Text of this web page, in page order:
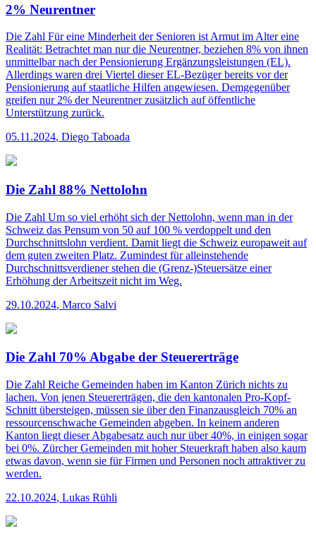
2% Neurentner
Die Zahl Für eine Minderheit der Senioren ist Armut im Alter eine
Realität: Betrachtet man nur die Neurentner, beziehen 8% von ihnen
unmittelbar nach der Pensionierung Ergänzungsleistungen (EL).
Allerdings waren drei Viertel dieser EL-Bezüger bereits vor der
Pensionierung auf staatliche Hilfen angewiesen. Demgegenüber
greifen nur 2% der Neurentner zusätzlich auf öffentliche
Unterstützung zurück.
05.11.2024, Diego Taboada
Die Zahl 88% Nettolohn
Die Zahl Um so viel erhöht sich der Nettolohn, wenn man in der
Schweiz das Pensum von 50 auf 100 % verdoppelt und den
Durchschnittslohn verdient. Damit liegt die Schweiz europaweit auf
dem guten zweiten Platz. Zumindest für alleinstehende
Durchschnittsverdiener stehen die (Grenz-)Steuersätze einer
Erhöhung der Arbeitszeit nicht im Weg.
29.10.2024, Marco Salvi
Die Zahl 70% Abgabe der Steuererträge
Die Zahl Reiche Gemeinden haben im Kanton Zürich nichts zu
lachen. Von jenen Steuererträgen, die den kantonalen Pro-Kopf-
Schnitt übersteigen, müssen sie über den Finanzausgleich 70% an
ressourcen­schwache Gemeinden abgeben. In keinem anderen
Kanton liegt dieser Abgabesatz auch nur über 40%, in einigen sogar
bei 0%. Zürcher Gemeinden mit hoher Steuerkraft haben also kaum
etwas davon, wenn sie für Firmen und Personen noch attraktiver zu
werden.
22.10.2024, Lukas Rühli